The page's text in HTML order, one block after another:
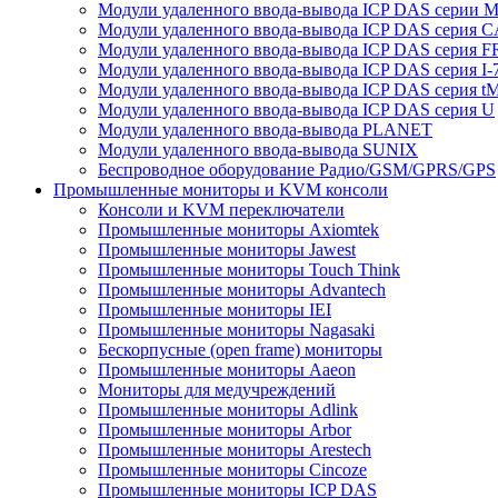
Модули удаленного ввода-вывода ICP DAS серии M
Модули удаленного ввода-вывода ICP DAS серия
Модули удаленного ввода-вывода ICP DAS серия
Модули удаленного ввода-вывода ICP DAS серия I-
Модули удаленного ввода-вывода ICP DAS серия
Модули удаленного ввода-вывода ICP DAS серия U
Модули удаленного ввода-вывода PLANET
Модули удаленного ввода-вывода SUNIX
Беспроводное оборудование Радио/GSM/GPRS/GPS
Промышленные мониторы и KVM консоли
Консоли и KVM переключатели
Промышленные мониторы Axiomtek
Промышленные мониторы Jawest
Промышленные мониторы Touch Think
Промышленные мониторы Advantech
Промышленные мониторы IEI
Промышленные мониторы Nagasaki
Бескорпусные (open frame) мониторы
Промышленные мониторы Aaeon
Мониторы для медучреждений
Промышленные мониторы Adlink
Промышленные мониторы Arbor
Промышленные мониторы Arestech
Промышленные мониторы Cincoze
Промышленные мониторы ICP DAS